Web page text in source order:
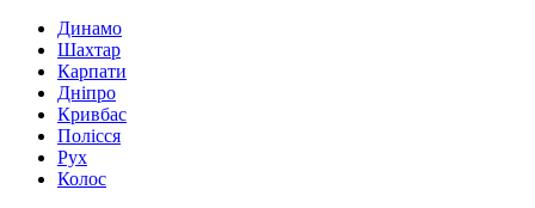
Динамо
Шахтар
Карпати
Дніпро
Кривбас
Полісся
Рух
Колос